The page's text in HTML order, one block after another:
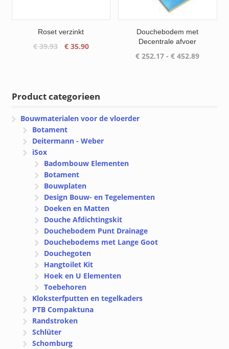
Roset verzinkt
€39.93
Oorspronkelijke
€35.90Huidige
Douchebodem met
Decentrale afvoer
€ 252.17 - € 452.89
Product categorieen
Bouwmaterialen voor de vloerder
Botament
Deitermann - Weber
iSox
Badombouw Elementen
Botament
Bouwplaten
Design Bouw- en Tegelementen
Doeken en Matten
Douche Afdichtingskit
Douchebodem Punt Drainage
Douchebodems met Lange Goot
Douchegoten
Hangtoilet Kit
Hoek en U Elementen
Toebehoren
Kloksterfputten en tegelkaders
PTB Compaktuna
Randstroken
Schlüter
Schomburg